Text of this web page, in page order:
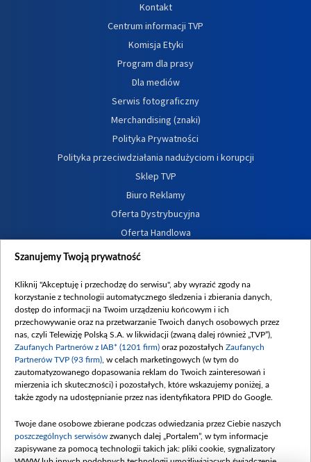
Kontakt
Centrum informacji TVP
Komisja Etyki
Program dla prasy
Dla mediów
Serwis fotograficzny
Merchandising (znaki)
Polityka Prywatności
Polityka przeciwdziałania nadużyciom i korupcji
Sklep TVP
Biuro Reklamy
Oferta Dystrybucyjna
Oferta Handlowa
Dostępność
Procedura zgłoszeń wewnętrznych
Szanujemy Twoją prywatność
Kliknij "Akceptuję i przechodzę do serwisu", aby wyrazić zgody na
korzystanie z technologii automatycznego śledzenia i zbierania danych,
dostęp do informacji na Twoim urządzeniu końcowym i ich
przechowywanie oraz na przetwarzanie Twoich danych osobowych przez
nas, czyli Telewizję Polską S.A. w likwidacji (zwaną dalej również „TVP”),
Zaufanych Partnerów z IAB* (1201 firm) oraz pozostałych Zaufanych
Partnerów TVP (93 firm) , w celach marketingowych (w tym do
zautomatyzowanego dopasowania reklam do Twoich zainteresowań i
mierzenia ich skuteczności) i pozostałych, które wskazujemy poniżej, a
także zgody na udostępnianie przez nas identyfikatora PPID do Google.
Twoje dane osobowe zbierane podczas odwiedzania przez Ciebie naszych
poszczególnych serwisów zwanych dalej „Portalem”, w tym informacje
zapisywane za pomocą technologii takich jak: pliki cookie, sygnalizatory